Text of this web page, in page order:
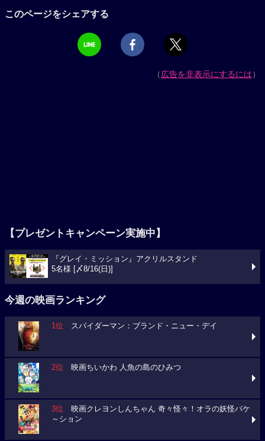
このページをシェアする
（広告を非表示にするには）
【プレゼントキャンペーン実施中】
『グレイ・ミッション』アクリルスタンド
5名様 [〆8/16(日)]
今週の映画ランキング
1位 スパイダーマン：ブランド・ニュー・デイ
2位 映画ちいかわ 人魚の島のひみつ
3位 映画クレヨンしんちゃん 奇々怪々！オラの妖怪バケ
～ション